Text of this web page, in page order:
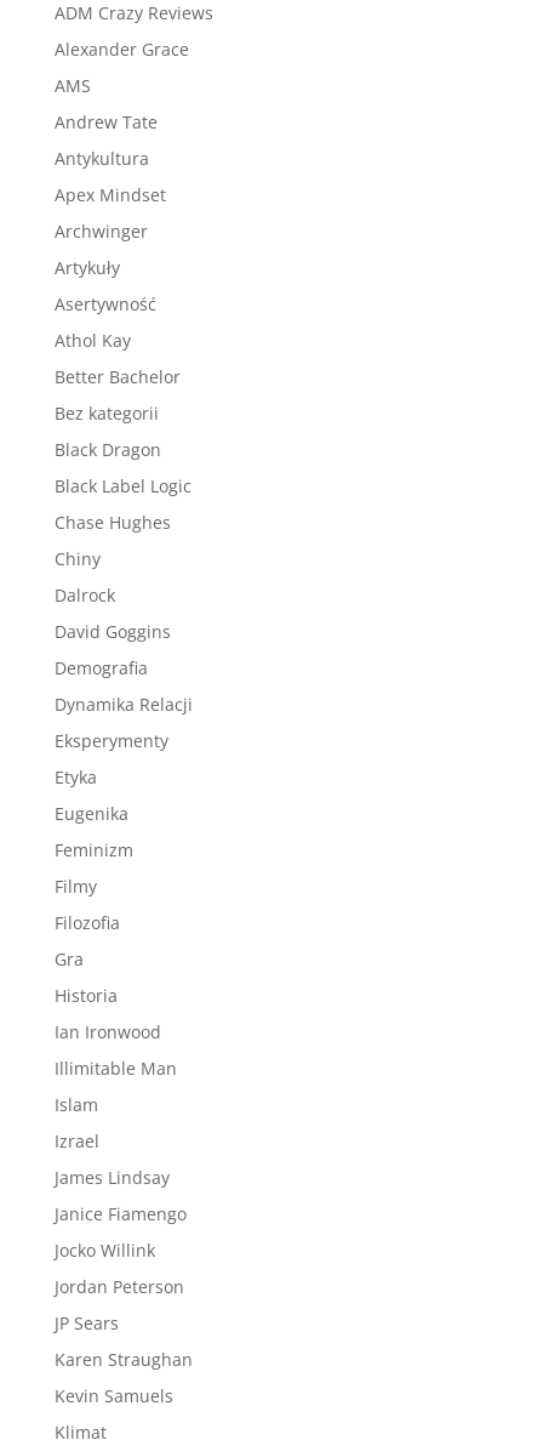
ADM Crazy Reviews
Alexander Grace
AMS
Andrew Tate
Antykultura
Apex Mindset
Archwinger
Artykuły
Asertywność
Athol Kay
Better Bachelor
Bez kategorii
Black Dragon
Black Label Logic
Chase Hughes
Chiny
Dalrock
David Goggins
Demografia
Dynamika Relacji
Eksperymenty
Etyka
Eugenika
Feminizm
Filmy
Filozofia
Gra
Historia
Ian Ironwood
Illimitable Man
Islam
Izrael
James Lindsay
Janice Fiamengo
Jocko Willink
Jordan Peterson
JP Sears
Karen Straughan
Kevin Samuels
Klimat